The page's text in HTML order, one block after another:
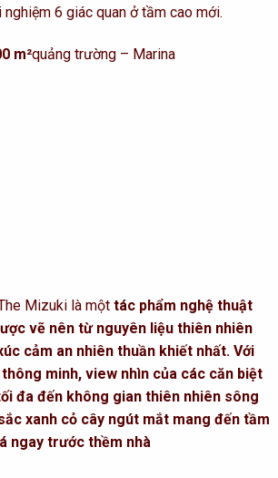
6 giác quan ở tầm cao mới.
m²quảng trường – Marina
Mizuki là một tác phẩm nghệ thuật
vẽ nên từ nguyên liệu thiên nhiên
cảm an nhiên thuần khiết nhất. Với
minh, view nhìn của các căn biệt
đa đến không gian thiên nhiên sông
xanh cỏ cây ngút mắt mang đến tầm
ngay trước thềm nhà